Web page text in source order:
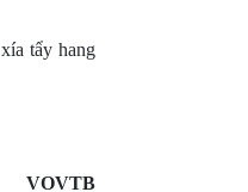
tẩy hang
VOVTB